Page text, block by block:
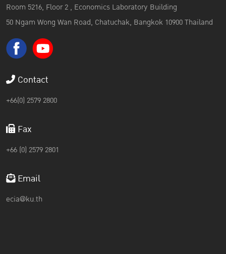
Room 5216, Floor 2 , Economics Laboratory Building
50 Ngam Wong Wan Road, Chatuchak, Bangkok 10900 Thailand
Contact
+66(0) 2579 2800
Fax
+66 (0) 2579 2801
Email
ecia@ku.th